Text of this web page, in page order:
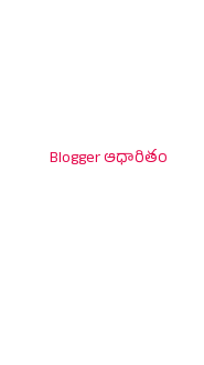
Blogger ఆధారితం